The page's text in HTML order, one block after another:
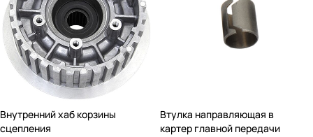
Внутренний хаб корзины
сцепления
Втулка направляющая в
картер главной передачи